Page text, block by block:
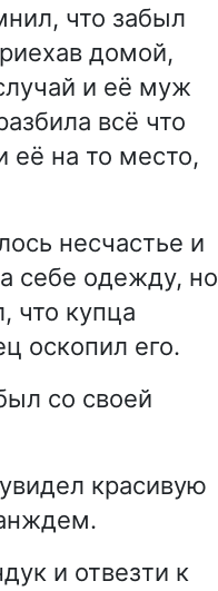
что забыл
домой,
и её муж
всё что
её на то место,
несчастье и
себе одежду, но
что купца
оскопил его.
со своей
красивую
и отвезти к